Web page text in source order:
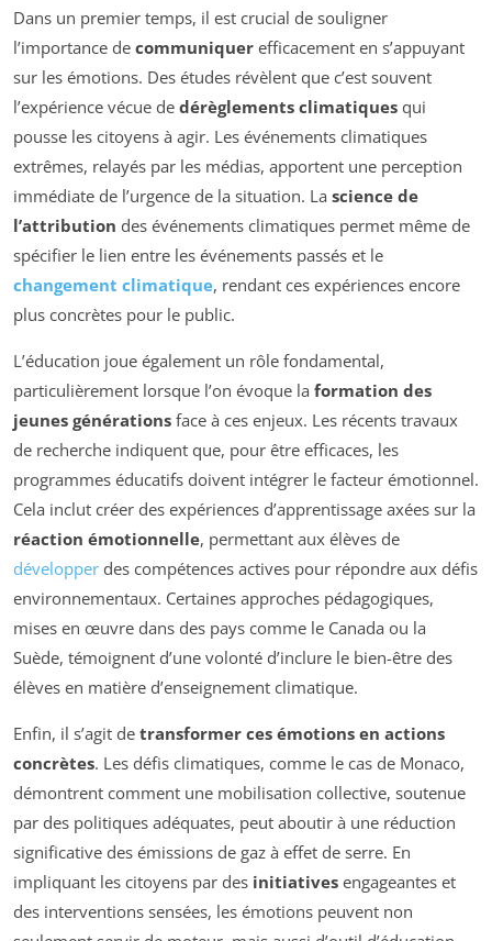
Dans un premier temps, il est crucial de souligner
l’importance de communiquer efficacement en s’appuyant
sur les émotions. Des études révèlent que c’est souvent
l’expérience vécue de dérèglements climatiques qui
pousse les citoyens à agir. Les événements climatiques
extrêmes, relayés par les médias, apportent une perception
immédiate de l’urgence de la situation. La science de
l’attribution des événements climatiques permet même de
spécifier le lien entre les événements passés et le
changement climatique, rendant ces expériences encore
plus concrètes pour le public.
L’éducation joue également un rôle fondamental,
particulièrement lorsque l’on évoque la formation des
jeunes générations face à ces enjeux. Les récents travaux
de recherche indiquent que, pour être efficaces, les
programmes éducatifs doivent intégrer le facteur émotionnel.
Cela inclut créer des expériences d’apprentissage axées sur la
réaction émotionnelle, permettant aux élèves de
développer des compétences actives pour répondre aux défis
environnementaux. Certaines approches pédagogiques,
mises en œuvre dans des pays comme le Canada ou la
Suède, témoignent d’une volonté d’inclure le bien-être des
élèves en matière d’enseignement climatique.
Enfin, il s’agit de transformer ces émotions en actions
concrètes. Les défis climatiques, comme le cas de Monaco,
démontrent comment une mobilisation collective, soutenue
par des politiques adéquates, peut aboutir à une réduction
significative des émissions de gaz à effet de serre. En
impliquant les citoyens par des initiatives engageantes et
des interventions sensées, les émotions peuvent non